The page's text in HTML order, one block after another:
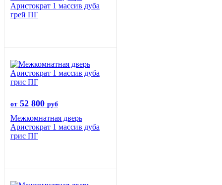
Аристократ 1 массив дуба
грей ПГ
от 52 800 руб
Межкомнатная дверь
Аристократ 1 массив дуба
грис ПГ